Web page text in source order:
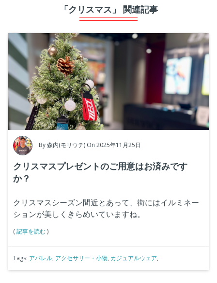
「クリスマス」 関連記事
By森内(モリウチ) On 2025年11月25日
クリスマスプレゼントのご用意はお済みです
か？
クリスマスシーズン間近とあって、街にはイルミネー
ションが美しくきらめいていますね。
(記事を読む)
Tags: アパレル, アクセサリー・小物, カジュアルウェア,